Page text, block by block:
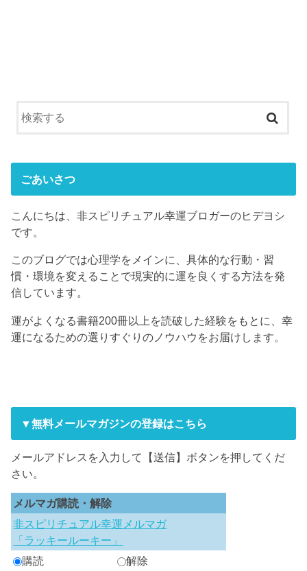
ごあいさつ
こんにちは、非スピリチュアル幸運ブロガーのヒデヨシ
です。
このブログでは心理学をメインに、具体的な行動・習
慣・環境を変えることで現実的に運を良くする方法を発
信しています。
運がよくなる書籍200冊以上を読破した経験をもとに、幸
運になるための選りすぐりのノウハウをお届けします。
▼無料メールマガジンの登録はこちら
メールアドレスを入力して【送信】ボタンを押してくだ
さい。
メルマガ購読・解除
非スピリチュアル幸運メルマガ
「ラッキールーキー」
購読
解除